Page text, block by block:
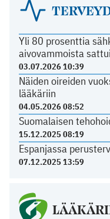
Yli 80 prosenttia
aivovammoista
03.07.2026 10:39
Näiden oireiden
lääkäriin
04.05.2026 08:52
Suomalaisen
15.12.2025 08:19
Espanjassa
07.12.2025 13:59